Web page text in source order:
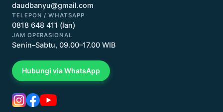
daudbanyu@gmail.com
TELEPON / WHATSAPP
0818 648 411 (Ian)
JAM OPERASIONAL
Senin–Sabtu, 09.00–17.00 WIB
Hubungi via WhatsApp